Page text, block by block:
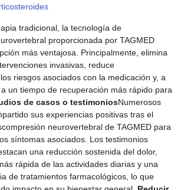
tradicional, la tecnología de
proporcionada por TAGMED
más ventajosa. Principalmente, elimina
invasivas, reduce
riesgos asociados con la medicación y, a
un tiempo de recuperación más rápido para
de casos o testimoniosNumerosos
sus experiencias positivas tras el
neurovertebral de TAGMED para
síntomas asociados. Los testimonios
una reducción sostenida del dolor,
rápida de las actividades diarias y una
de tratamientos farmacológicos, lo que